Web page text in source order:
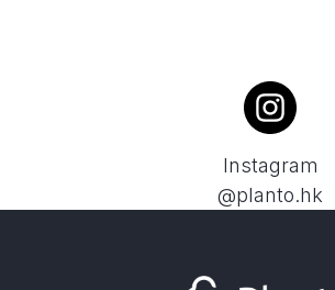
Instagram
@planto.hk